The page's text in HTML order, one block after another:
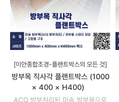
[이안종합조경-플랜트박스의 모든 것]
방부목 직사각 플랜트박스 (1000
× 400 × H400)
ACQ 방부처리된 미송 방부목으로